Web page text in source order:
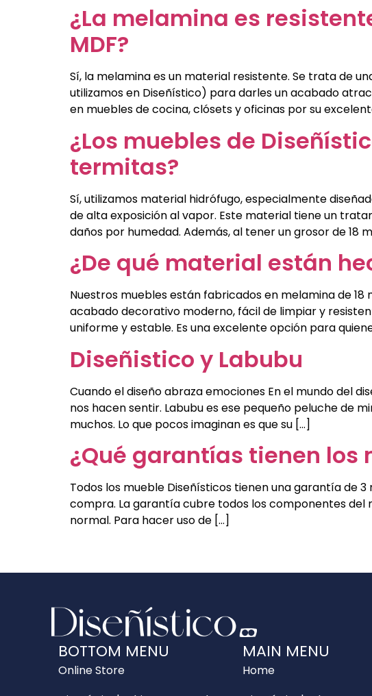
¿La melamina es
MDF?
Sí, la melamina es un material resistente. Se trata de
utilizamos en Diseñístico) para darles un acabado
en muebles de cocina, clósets y oficinas por su
¿Los muebles de
termitas?
Sí, utilizamos material hidrófugo, especialmente
de alta exposición al vapor. Este material tiene un
daños por humedad. Además, al tener un grosor de 18
¿De qué material están
Nuestros muebles están fabricados en melamina de
acabado decorativo moderno, fácil de limpiar y
uniforme y estable. Es una excelente opción para
Diseñistico y Labubu
Cuando el diseño abraza emociones En el mundo del
nos hacen sentir. Labubu es ese pequeño peluche de
muchos. Lo que pocos imaginan es que su […]
¿Qué garantías tienen los
Todos los mueble Diseñísticos tienen una garantía de
compra. La garantía cubre todos los componentes
normal. Para hacer uso de […]
BOTTOM MENU
Online Store
MAIN MENU
Home